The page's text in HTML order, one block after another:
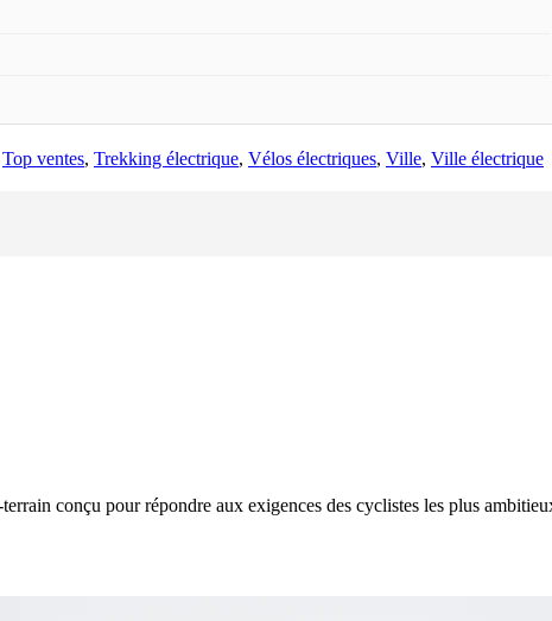
Top ventes, Trekking électrique, Vélos électriques, Ville, Ville électrique
conçu pour répondre aux exigences des cyclistes les plus